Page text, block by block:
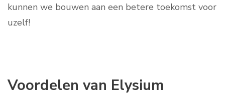
kunnen we bouwen aan een betere toekomst voor
uzelf!
Voordelen van Elysium